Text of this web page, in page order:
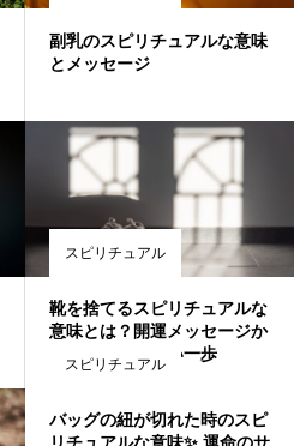
副乳のスピリチュアルな意味
とメッセージ
スピリチュアル
靴を捨てるスピリチュアルな
意味とは？開運メッセージか
ら読み解く新しい一歩
スピリチュアル
バッグの紐が切れた時のスピ